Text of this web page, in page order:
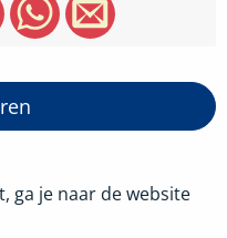
ga je naar de website